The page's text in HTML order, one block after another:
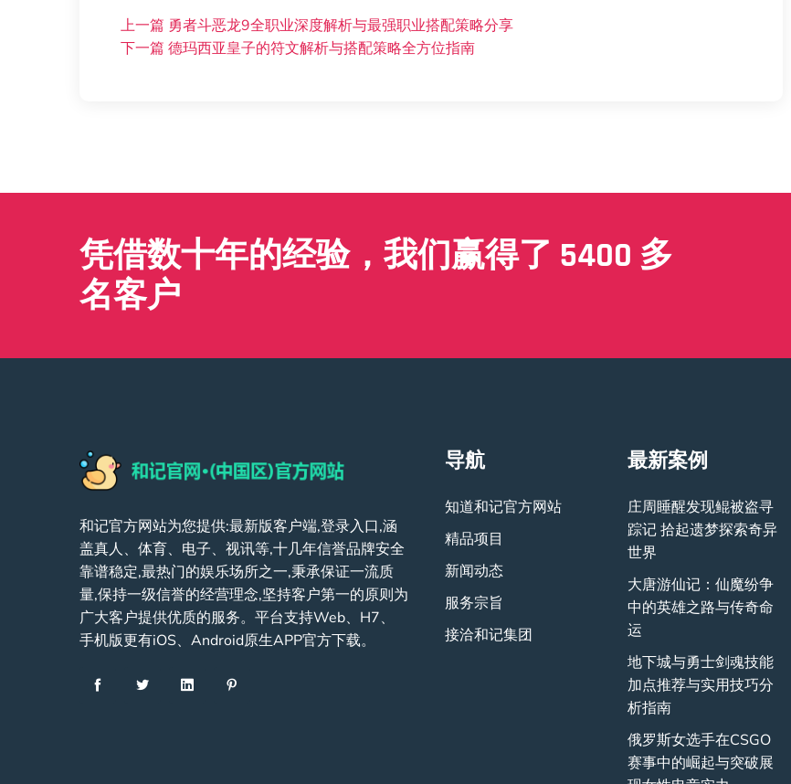
上一篇 勇者斗恶龙9全职业深度解析与最强职业搭配策略分享
下一篇 德玛西亚皇子的符文解析与搭配策略全方位指南
凭借数十年的经验，我们赢得了 5400 多
名客户
和记官方网站为您提供:最新版客户端,登录入口,涵
盖真人、体育、电子、视讯等,十几年信誉品牌安全
靠谱稳定,最热门的娱乐场所之一,秉承保证一流质
量,保持一级信誉的经营理念,坚持客户第一的原则为
广大客户提供优质的服务。平台支持Web、H7、
手机版更有iOS、Android原生APP官方下载。
导航
知道和记官方网站
精品项目
新闻动态
服务宗旨
接洽和记集团
最新案例
庄周睡醒发现鲲被盗寻
踪记 拾起遗梦探索奇异
世界
大唐游仙记：仙魔纷争
中的英雄之路与传奇命
运
地下城与勇士剑魂技能
加点推荐与实用技巧分
析指南
俄罗斯女选手在CSGO
赛事中的崛起与突破展